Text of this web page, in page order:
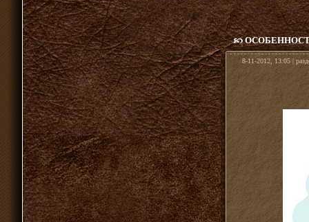
8-11-2012, 13:05 |